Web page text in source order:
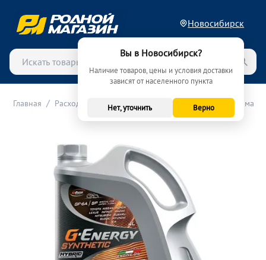
Новосибирск
Вы в Новосибирск?
Наличие товаров, цены и условия доставки
зависят от населенного пункта
Нет, уточнить Верно
Главная / Расходные материалы (ТО) Масла / Моторные масла